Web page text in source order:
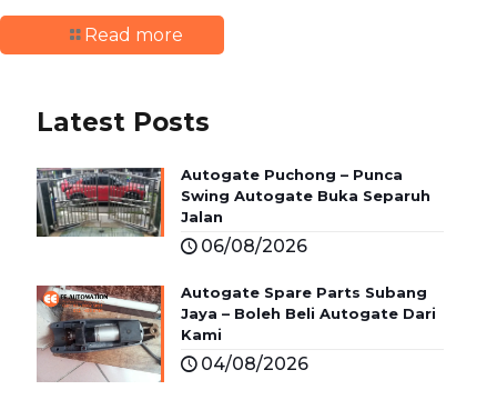
Read more
Latest Posts
Autogate Puchong – Punca
Swing Autogate Buka Separuh
Jalan
06/08/2026
Autogate Spare Parts Subang
Jaya – Boleh Beli Autogate Dari
Kami
04/08/2026